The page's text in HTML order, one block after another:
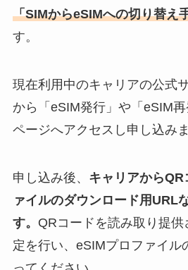
「SIMからeSIMへの切り替え
す。
現在利用中のキャリアの公式
から「eSIM発行」や「eSIM
ページへアクセスし申し込みま
申し込み後、 キャリアから
ァイルのダウンロード用URL
す。 QRコードを読み取り提
定を行い、eSIMプロファイル